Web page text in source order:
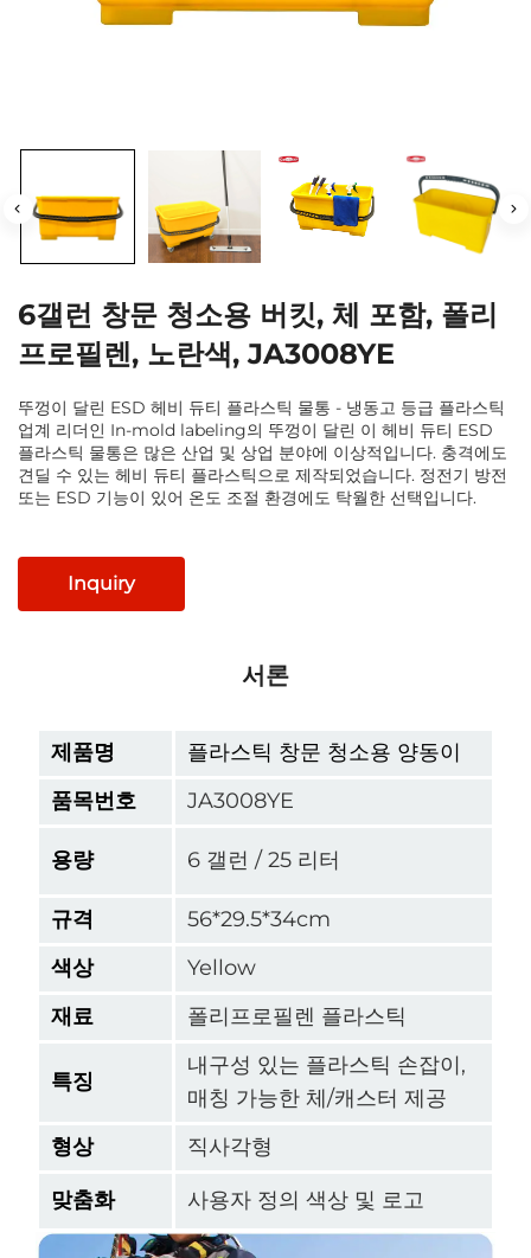
6갤런 창문 청소용 버킷, 체 포함, 폴리
프로필렌, 노란색, JA3008YE
뚜껑이 달린 ESD 헤비 듀티 플라스틱 물통 - 냉동고 등급 플라스틱
업계 리더인 In-mold labeling의 뚜껑이 달린 이 헤비 듀티 ESD
플라스틱 물통은 많은 산업 및 상업 분야에 이상적입니다. 충격에도
견딜 수 있는 헤비 듀티 플라스틱으로 제작되었습니다. 정전기 방전
또는 ESD 기능이 있어 온도 조절 환경에도 탁월한 선택입니다.
Inquiry
서론
제품명 플라스틱 창문 청소용 양동이
품목번호 JA3008YE
용량 6 갤런 / 25 리터
규격
56*29.5*34cm
색상
Yellow
재료
폴리프로필렌 플라스틱
특징
내구성 있는 플라스틱 손잡이,
매칭 가능한 체/캐스터 제공
형상
직사각형
맞춤화 사용자 정의 색상 및 로고